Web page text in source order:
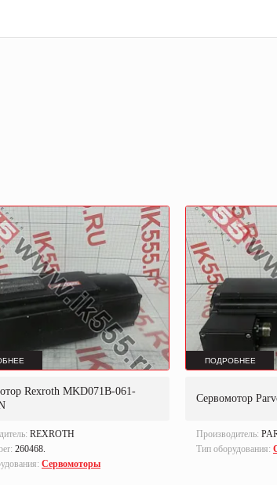
Rexroth MKD071B-061-
REXROTH
260468.
Сервомоторы
ПОДРОБНЕЕ
Сервомотор
Производитель:
Тип оборудования: